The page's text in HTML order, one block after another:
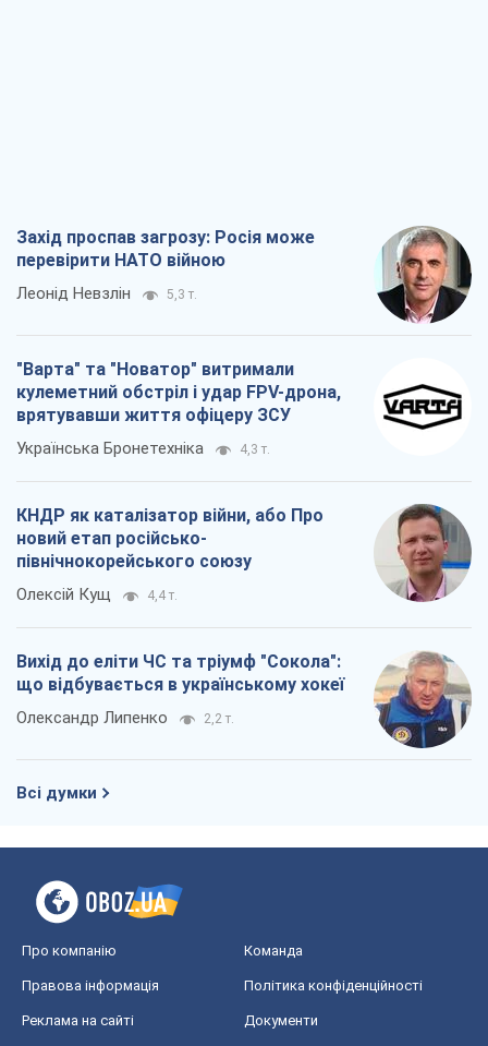
Захід проспав загрозу: Росія може
перевірити НАТО війною
Леонід Невзлін 5,3 т.
"Варта" та "Новатор" витримали
кулеметний обстріл і удар FPV-дрона,
врятувавши життя офіцеру ЗСУ
Українська Бронетехніка 4,3 т.
КНДР як каталізатор війни, або Про
новий етап російсько-
північнокорейського союзу
Олексій Кущ 4,4 т.
Вихід до еліти ЧС та тріумф "Сокола":
що відбувається в українському хокеї
Олександр Липенко 2,2 т.
Всі думки
Про компанію Команда
Правова інформація Політика конфіденційності
Реклама на сайті Документи